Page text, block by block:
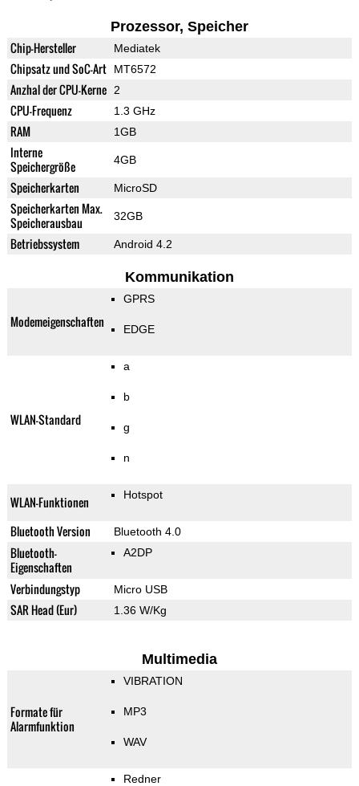
Prozessor, Speicher
Chip-Hersteller Mediatek
Chipsatz und SoC-Art MT6572
Anzhal der CPU-Kerne 2
CPU-Frequenz 1.3 GHz
RAM 1GB
Interne
Speichergröße
4GB
Speicherkarten MicroSD
Speicherkarten Max.
Speicherausbau
32GB
Betriebssystem Android 4.2
Kommunikation
Modemeigenschaften
GPRS
EDGE
WLAN-Standard
a
b
g
n
WLAN-Funktionen Hotspot
Bluetooth Version Bluetooth 4.0
Bluetooth-
Eigenschaften
A2DP
Verbindungstyp Micro USB
SAR Head (Eur) 1.36 W/Kg
Multimedia
Formate für
Alarmfunktion
VIBRATION
MP3
WAV
Redner